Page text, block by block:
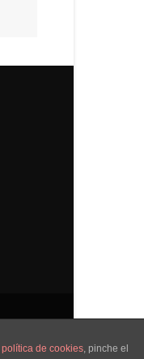
política de cookies, pinche el